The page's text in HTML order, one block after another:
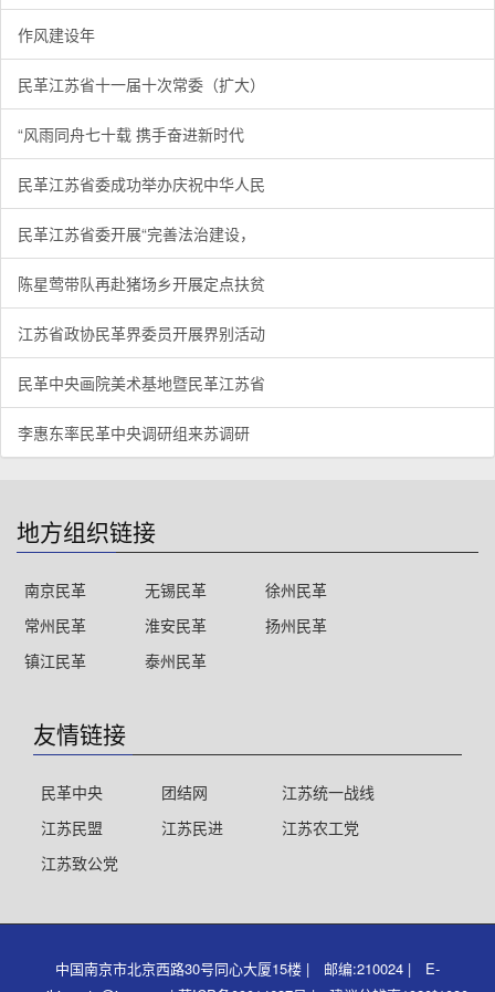
作风建设年
民革江苏省十一届十次常委（扩大）
“风雨同舟七十载 携手奋进新时代
民革江苏省委成功举办庆祝中华人民
民革江苏省委开展“完善法治建设，
陈星莺带队再赴猪场乡开展定点扶贫
江苏省政协民革界委员开展界别活动
民革中央画院美术基地暨民革江苏省
李惠东率民革中央调研组来苏调研
地方组织链接
南京民革 无锡民革
徐州民革
常州民革
淮安民革
扬州民革
镇江民革
泰州民革
友情链接
民革中央 团结网
江苏统一战线
江苏民盟
江苏民进
江苏农工党
江苏致公党
中国南京市北京西路30号同心大厦15楼 | 邮编:210024 | E-